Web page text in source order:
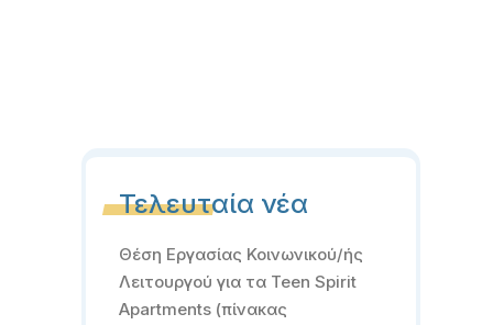
Τελευταία νέα
Θέση Εργασίας Κοινωνικού/ής
Λειτουργού για τα Teen Spirit
Apartments (πίνακας